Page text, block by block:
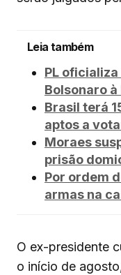
Leia também
PL
Bolsonaro
Brasil terá
aptos a
Moraes
prisão
Por ordem
armas na
O ex-presidente
o início de